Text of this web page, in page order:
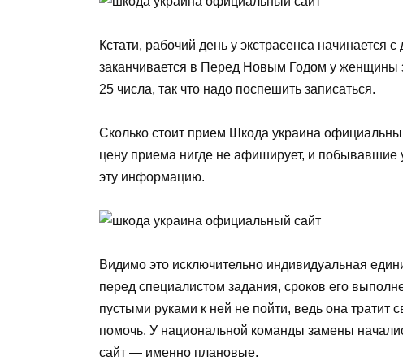
Кстати, рабочий день у экстрасенса начинается
заканчивается в Перед Новым Годом у женщины
25 числа, так что надо поспешить записаться.
Сколько стоит прием Шкода украина
цену приема нигде не афиширует, и
эту информацию.
Видимо это исключительно индивидуальная
перед специалистом задания, сроков его
пустыми руками к ней не пойти, ведь она тратит
помочь. У национальной команды замены
сайт — именно плановые.